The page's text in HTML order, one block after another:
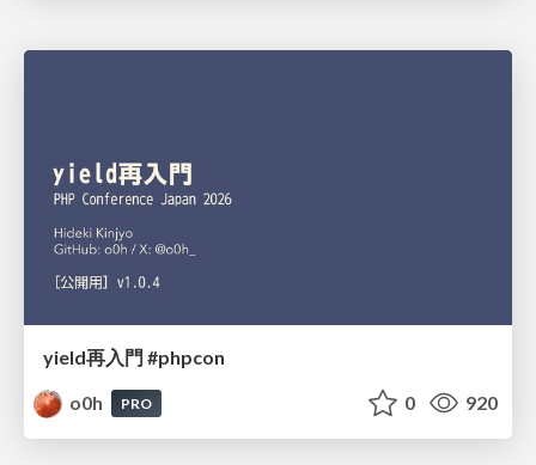
yield再入門 #phpcon
o0h
PRO 0 920